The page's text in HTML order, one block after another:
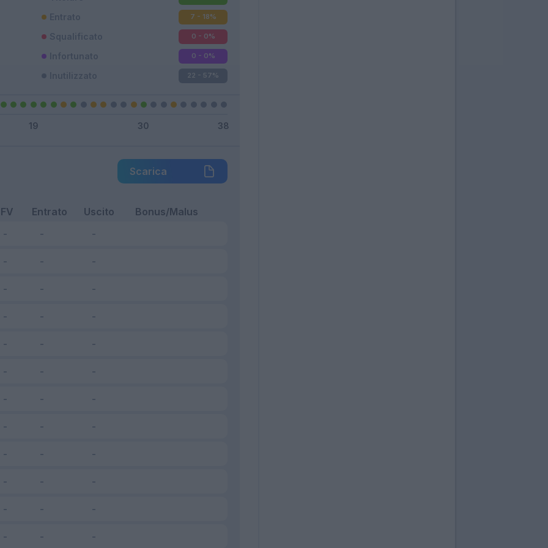
Entrato 7 - 18%
Squalificato 0 - 0%
Infortunato 0 - 0%
22 - 57%
Scarica
FV Entrato Uscito Bonus/Malus